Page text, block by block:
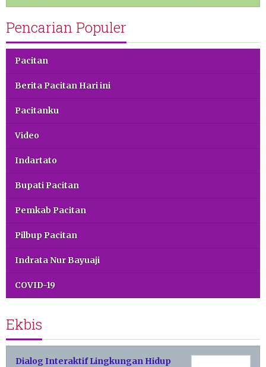
Pencarian Populer
Pacitan
Berita Pacitan Hari ini
Pacitanku
Video
Indartato
Bupati Pacitan
Pemkab Pacitan
Pilbup Pacitan
Indrata Nur Bayuaji
COVID-19
Ekbis
Dialog Interaktif Lingkungan Hidup